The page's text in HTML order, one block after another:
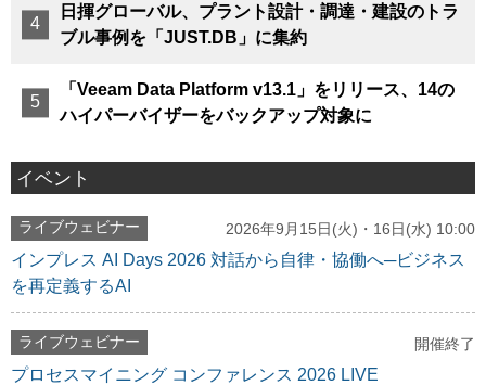
日揮グローバル、プラント設計・調達・建設のトラ
ブル事例を「JUST.DB」に集約
「Veeam Data Platform v13.1」をリリース、14の
ハイパーバイザーをバックアップ対象に
イベント
ライブウェビナー 2026年9月15日(火)・16日(水) 10:00
インプレス AI Days 2026 対話から自律・協働へ─ビジネス
を再定義するAI
ライブウェビナー 開催終了
プロセスマイニング コンファレンス 2026 LIVE